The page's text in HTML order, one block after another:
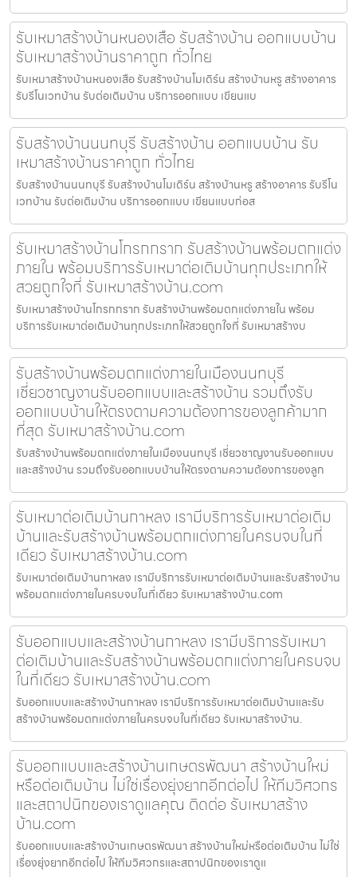
รับเหมาสร้างบ้านหนองเสือ รับสร้างบ้าน ออกแบบบ้าน
รับเหมาสร้างบ้านราคาถูก ทั่วไทย
รับเหมาสร้างบ้านหนองเสือ รับสร้างบ้านโมเดิร์น สร้างบ้านหรู สร้างอาคาร
รับรีโนเวทบ้าน รับต่อเติมบ้าน บริการออกแบบ เขียนแบ
รับสร้างบ้านนนทบุรี รับสร้างบ้าน ออกแบบบ้าน รับ
เหมาสร้างบ้านราคาถูก ทั่วไทย
รับสร้างบ้านนนทบุรี รับสร้างบ้านโมเดิร์น สร้างบ้านหรู สร้างอาคาร รับรีโน
เวทบ้าน รับต่อเติมบ้าน บริการออกแบบ เขียนแบบก่อส
รับเหมาสร้างบ้านโกรกกราก รับสร้างบ้านพร้อมตกแต่ง
ภายใน พร้อมบริการรับเหมาต่อเติมบ้านทุกประเภทให้
สวยถูกใจที่ รับเหมาสร้างบ้าน.com
รับเหมาสร้างบ้านโกรกกราก รับสร้างบ้านพร้อมตกแต่งภายใน พร้อม
บริการรับเหมาต่อเติมบ้านทุกประเภทให้สวยถูกใจที่ รับเหมาสร้างบ
รับสร้างบ้านพร้อมตกแต่งภายในเมืองนนทบุรี
เชี่ยวชาญงานรับออกแบบและสร้างบ้าน รวมถึงรับ
ออกแบบบ้านให้ตรงตามความต้องการของลูกค้ามาก
ที่สุด รับเหมาสร้างบ้าน.com
รับสร้างบ้านพร้อมตกแต่งภายในเมืองนนทบุรี เชี่ยวชาญงานรับออกแบบ
และสร้างบ้าน รวมถึงรับออกแบบบ้านให้ตรงตามความต้องการของลูก
รับเหมาต่อเติมบ้านกาหลง เรามีบริการรับเหมาต่อเติม
บ้านและรับสร้างบ้านพร้อมตกแต่งภายในครบจบในที่
เดียว รับเหมาสร้างบ้าน.com
รับเหมาต่อเติมบ้านกาหลง เรามีบริการรับเหมาต่อเติมบ้านและรับสร้างบ้าน
พร้อมตกแต่งภายในครบจบในที่เดียว รับเหมาสร้างบ้าน.com
รับออกแบบและสร้างบ้านกาหลง เรามีบริการรับเหมา
ต่อเติมบ้านและรับสร้างบ้านพร้อมตกแต่งภายในครบจบ
ในที่เดียว รับเหมาสร้างบ้าน.com
รับออกแบบและสร้างบ้านกาหลง เรามีบริการรับเหมาต่อเติมบ้านและรับ
สร้างบ้านพร้อมตกแต่งภายในครบจบในที่เดียว รับเหมาสร้างบ้าน.
รับออกแบบและสร้างบ้านเกษตรพัฒนา สร้างบ้านใหม่
หรือต่อเติมบ้าน ไม่ใช่เรื่องยุ่งยากอีกต่อไป ให้ทีมวิศวกร
และสถาปนิกของเราดูแลคุณ ติดต่อ รับเหมาสร้าง
บ้าน.com
รับออกแบบและสร้างบ้านเกษตรพัฒนา สร้างบ้านใหม่หรือต่อเติมบ้าน ไม่ใช่
เรื่องยุ่งยากอีกต่อไป ให้ทีมวิศวกรและสถาปนิกของเราดูแ